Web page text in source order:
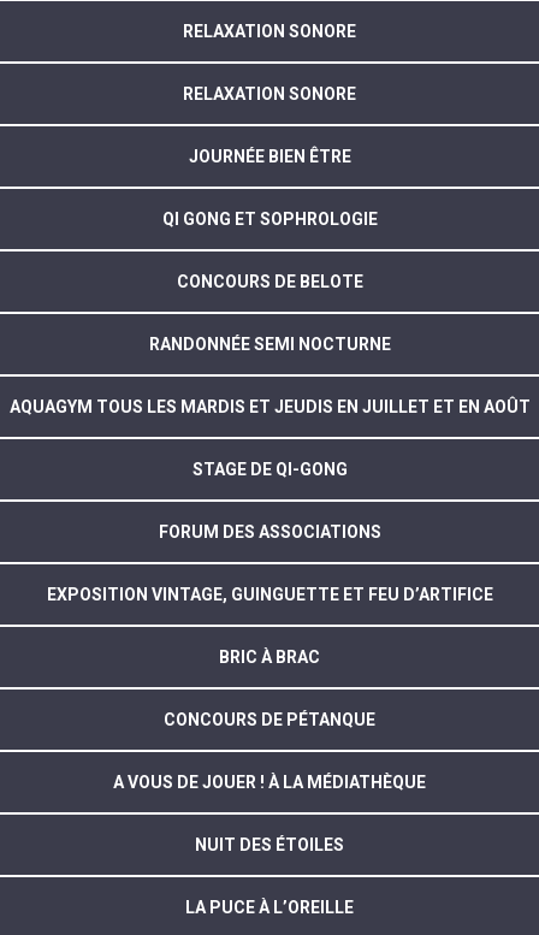
RELAXATION SONORE
RELAXATION SONORE
JOURNÉE BIEN ÊTRE
QI GONG ET SOPHROLOGIE
CONCOURS DE BELOTE
RANDONNÉE SEMI NOCTURNE
AQUAGYM TOUS LES MARDIS ET JEUDIS EN JUILLET ET EN AOÛT
STAGE DE QI-GONG
FORUM DES ASSOCIATIONS
EXPOSITION VINTAGE, GUINGUETTE ET FEU D’ARTIFICE
BRIC À BRAC
CONCOURS DE PÉTANQUE
A VOUS DE JOUER ! À LA MÉDIATHÈQUE
NUIT DES ÉTOILES
LA PUCE À L’OREILLE